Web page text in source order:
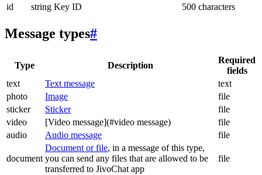
id
string Key ID 500 characters
Message types#
Type Description
Required
fields
text
Text message
text
photo
Image
file
sticker
Sticker
file
video
[Video message](#video message)
file
audio
Audio message file
document
Document or file, in a message of this type,
you can send any files that are allowed to be
transferred to JivoChat app
file